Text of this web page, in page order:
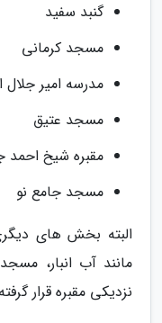
گنبد سفید
مسجد کرمانی
مدرسه امیر جلال
مسجد عتیق
مقبره شیخ احمد
مسجد جامع نو
البته بخش های
مانند آب انبار،
نزدیکی مقبره قرار